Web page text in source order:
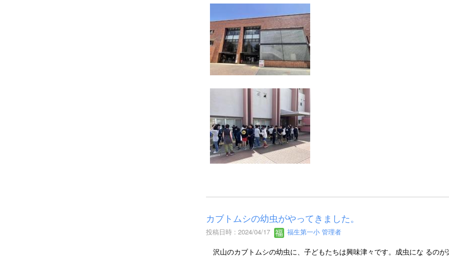
カブトムシの幼虫がやってきました。
投稿日時 : 2024/04/17 福生第一小 管理者
沢山のカブトムシの幼虫に、子どもたちは興味津々です。成虫にな るのが